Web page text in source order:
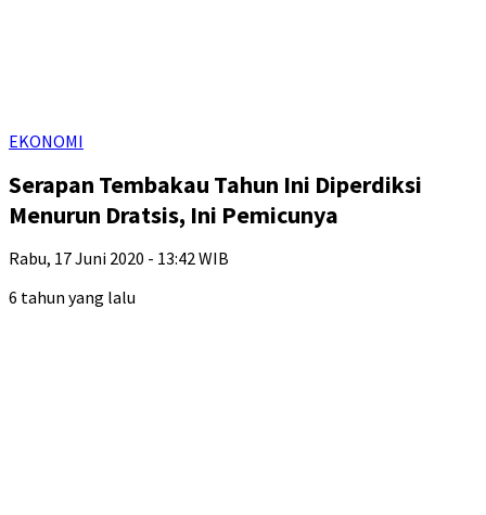
EKONOMI
Serapan Tembakau Tahun Ini Diperdiksi
Menurun Dratsis, Ini Pemicunya
Rabu, 17 Juni 2020 - 13:42 WIB
6 tahun yang lalu